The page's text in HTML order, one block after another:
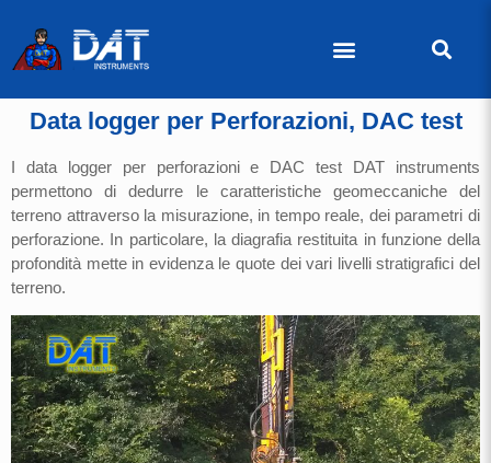
Data logger per Perforazioni, DAC test
I data logger per perforazioni e DAC test DAT instruments
permettono di dedurre le caratteristiche geomeccaniche del
terreno attraverso la misurazione, in tempo reale, dei parametri di
perforazione. In particolare, la diagrafia restituita in funzione della
profondità mette in evidenza le quote dei vari livelli stratigrafici del
terreno.